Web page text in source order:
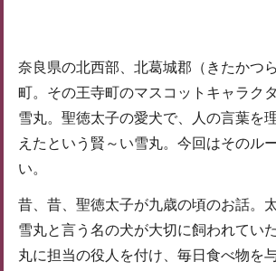
奈良県の北西部、北葛城郡（きたかつ
町。その王寺町のマスコットキャラク
雪丸。聖徳太子の愛犬で、人の言葉を
えたという賢～い雪丸。今回はそのル
い。
昔、昔、聖徳太子が九歳の頃のお話。
雪丸と言う名の犬が大切に飼われてい
丸に担当の役人を付け、毎日食べ物を